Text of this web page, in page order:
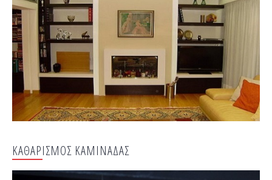
ΚΑΘΑΡΙΣΜΟΣ ΚΑΜΙΝΑΔΑΣ